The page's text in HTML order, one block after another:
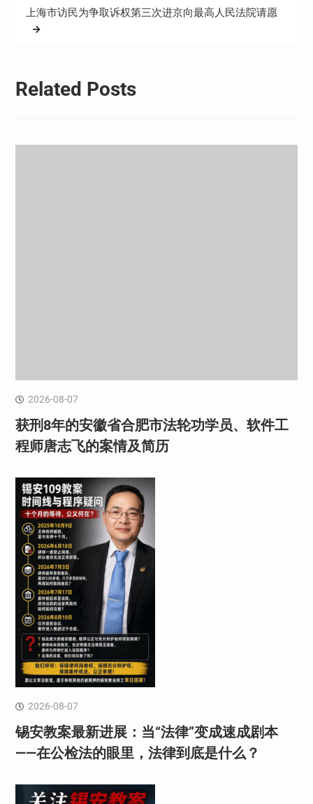
上海市访民为争取诉权第三次进京向最高人民法院请愿
Related Posts
2026-08-07
获刑8年的安徽省合肥市法轮功学员、软件工
程师唐志飞的案情及简历
2026-08-07
锡安教案最新进展：当“法律”变成速成剧本
——在公检法的眼里，法律到底是什么？